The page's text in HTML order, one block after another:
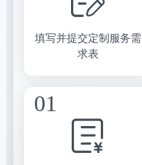
填写并提交定制服务需
求表